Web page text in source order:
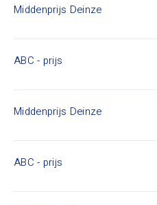
Middenprijs Deinze
ABC - prijs
Middenprijs Deinze
ABC - prijs